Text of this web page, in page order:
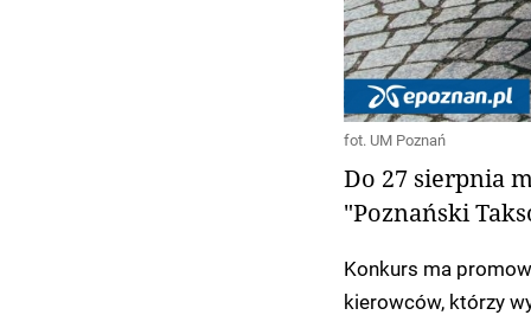
fot. UM Poznań
Do 27 sierpnia
"Poznański
Konkurs ma
kierowców, którzy